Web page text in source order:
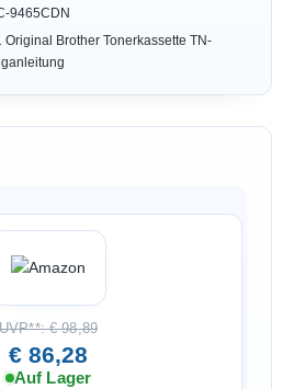
9465CDN
Original Brother Tonerkassette TN-
UVP**: € 98,89
€ 86,28
Auf Lager